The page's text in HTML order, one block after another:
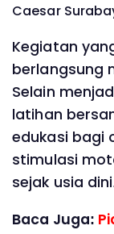
Caesar
Kegiatan
berlangsung
Selain
latihan
edukasi bagi
stimulasi
sejak usia
Baca Juga: